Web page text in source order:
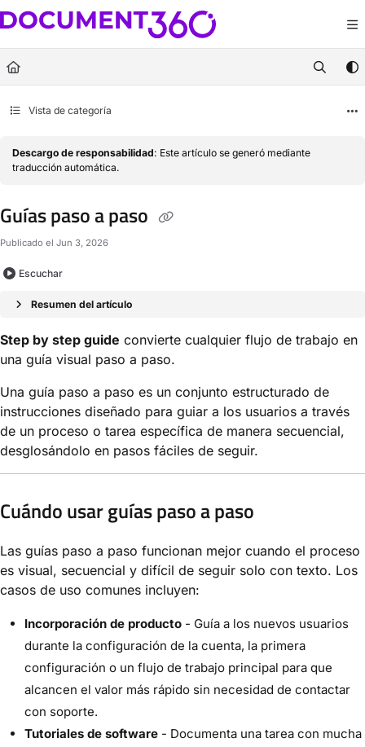
Documentation Index
Fetch the complete documentation index at:https://docs.document360.com/
Use this file to discover all available pages before exploring further.
Vista de categoría
Descargo de responsabilidad: Este artículo se generó mediante
traducción automática.
Guías paso a paso
Publicado el Jun 3, 2026
Escuchar
Resumen del artículo
Step by step guide convierte cualquier flujo de trabajo en
una guía visual paso a paso.
Una guía paso a paso es un conjunto estructurado de
instrucciones diseñado para guiar a los usuarios a través
de un proceso o tarea específica de manera secuencial,
desglosándolo en pasos fáciles de seguir.
Cuándo usar guías paso a paso
Las guías paso a paso funcionan mejor cuando el proceso
es visual, secuencial y difícil de seguir solo con texto. Los
casos de uso comunes incluyen:
Incorporación de producto - Guía a los nuevos usuarios
durante la configuración de la cuenta, la primera
configuración o un flujo de trabajo principal para que
alcancen el valor más rápido sin necesidad de contactar
con soporte.
Tutoriales de software - Documenta una tarea con mucha